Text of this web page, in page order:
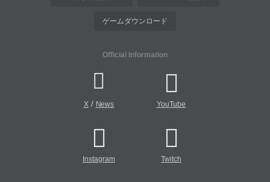
ゲームダウンロード
Official Information
X/ News YouTube
Instagram Twitch